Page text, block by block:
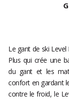
Le gant de ski
Plus qui crée une
du gant et les
confort en gardant
contre le froid, le